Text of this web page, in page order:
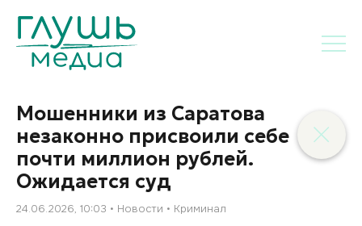
Мошенники из Саратова
незаконно присвоили себе
почти миллион рублей.
Ожидается суд
24.06.2026, 10:03 Новости Криминал